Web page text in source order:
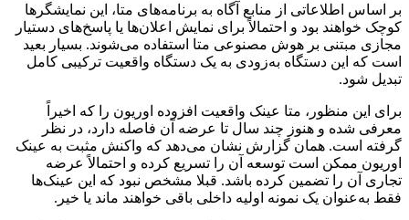
بر اساس اطلاعاتی از منابع آگاه به برنامه‌های متا، این نمایشگرها
کوچک خواهند بود و احتمالاً برای نمایش اعلان‌ها یا پاسخ‌های دستیار
مجازی مبتنی بر هوش مصنوعی متا استفاده می‌شوند. بسیار بعید
است که این دستگاه به‌زودی به یک دستگاه واقعیت ترکیبی کامل
تبدیل شود.
برای این منظور، متا عینک واقعیت افزوده اوریون را که اخیراً
معرفی شده و هنوز چند سال تا عرضه آن فاصله دارد، در نظر
گرفته است. همان گزارش نشان می‌دهد که واکنش مثبت به عینک
اوریون ممکن است توسعه آن را تسریع کرده و احتمالاً عرضه
تجاری آن را تضمین کرده باشد. قبلا مشخص نبود که این عینک‌ها
فقط به‌عنوان یک نمونه اولیه داخلی باقی خواهند ماند یا خیر.